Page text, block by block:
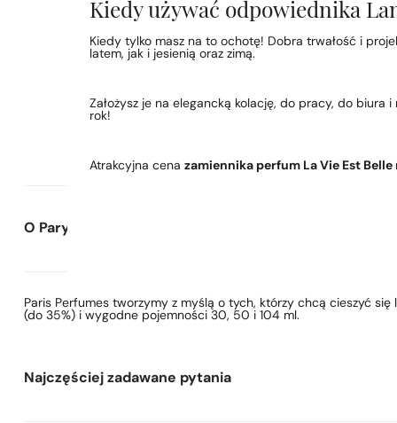
Kiedy używać odpowiednika
Kiedy tylko masz na to ochotę! Dobra trwałość i
latem, jak i jesienią oraz zimą.
Założysz je na elegancką kolację, do pracy, do biura
rok!
Atrakcyjna cena zamiennika perfum La Vie Est Belle
O Paryskie Perfumy
Paris Perfumes tworzymy z myślą o tych, którzy chcą cieszyć
(do 35%) i wygodne pojemności 30, 50 i 104 ml.
Najczęściej zadawane pytania